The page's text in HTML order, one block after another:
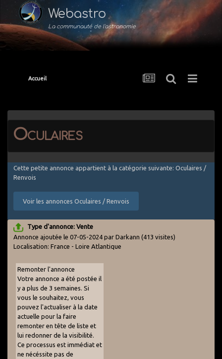
Webastro
La communauté de l'astronomie
Accueil
Oculaires
Cette petite annonce appartient à la catégorie suivante: Oculaires /
Renvois
Voir les annonces Oculaires / Renvois
Type d'annonce: Vente
Annonce ajoutée le 07-05-2024 par Darkann (413 visites)
Localisation: France - Loire Atlantique
Remonter l'annonce
Votre annonce a été postée il
y a plus de 3 semaines. Si
vous le souhaitez, vous
pouvez l'actualiser à la date
actuelle pour la faire
remonter en tête de liste et
lui redonner de la visibilité.
Ce processus est immédiat et
ne nécéssite pas de